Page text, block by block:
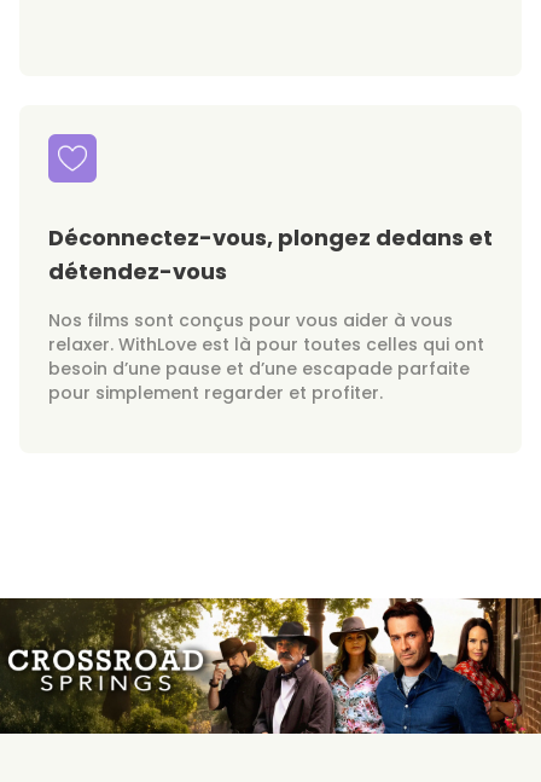
Déconnectez-vous, plongez dedans et
détendez-vous
Nos films sont conçus pour vous aider à vous
relaxer. WithLove est là pour toutes celles qui ont
besoin d’une pause et d’une escapade parfaite
pour simplement regarder et profiter.